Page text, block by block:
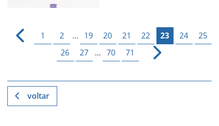
1 2 ... 19 20 21 22 23 24
25
26
27 ... 70 71
voltar